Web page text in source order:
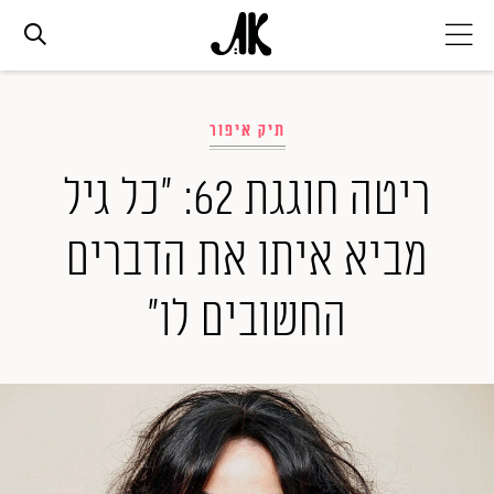
אופנה
ביוטי
סלבס
ערוצים נוספים
המגזין
תיק איפור
ריטה חוגגת 62: "כל גיל
מביא איתו את הדברים
החשובים לו"